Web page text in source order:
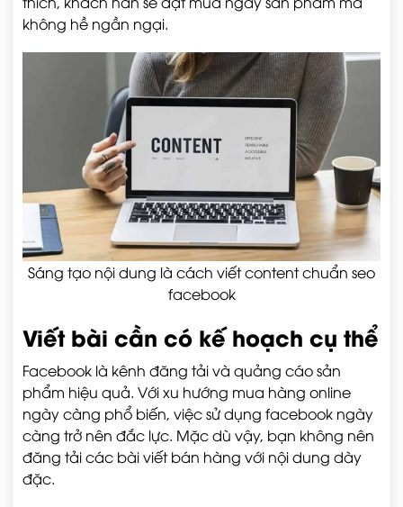
không hề ngần ngại.
Sáng tạo nội dung là cách viết content chuẩn seo
facebook
Viết bài cần có kế hoạch cụ thể
Facebook là kênh đăng tải và quảng cáo sản
phẩm hiệu quả. Với xu hướng mua hàng online
ngày càng phổ biến, việc sử dụng facebook ngày
càng trở nên đắc lực. Mặc dù vậy, bạn không nên
đăng tải các bài viết bán hàng với nội dung dày
đặc.